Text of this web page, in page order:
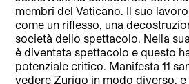
membri del Vaticano. Il suo
come un riflesso, una
società dello spettacolo. Nella
è diventata spettacolo e questo
potenziale critico. Manifesta 11
vedere Zurigo in modo diverso,